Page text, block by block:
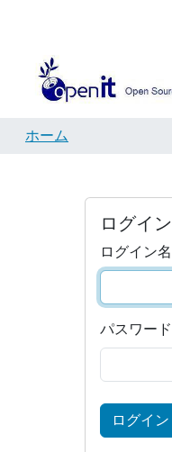
ホーム
ログイン
ログイン名
パスワード
ログイン